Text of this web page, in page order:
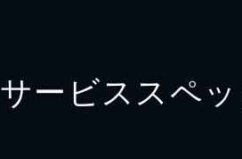
サービススペ